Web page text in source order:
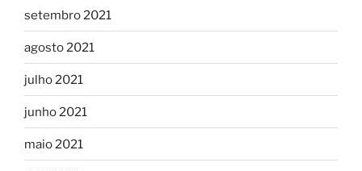
setembro 2021
agosto 2021
julho 2021
junho 2021
maio 2021